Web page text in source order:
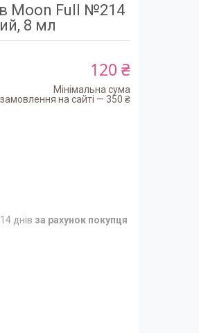
Moon Full №214
8 мл
120 ₴
Мінімальна сума
замовлення на сайті — 350 ₴
днів за рахунок покупця